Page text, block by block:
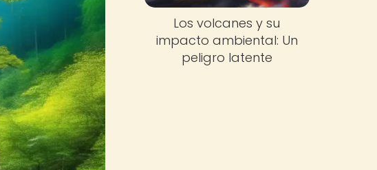
Los volcanes y su
impacto ambiental: Un
peligro latente